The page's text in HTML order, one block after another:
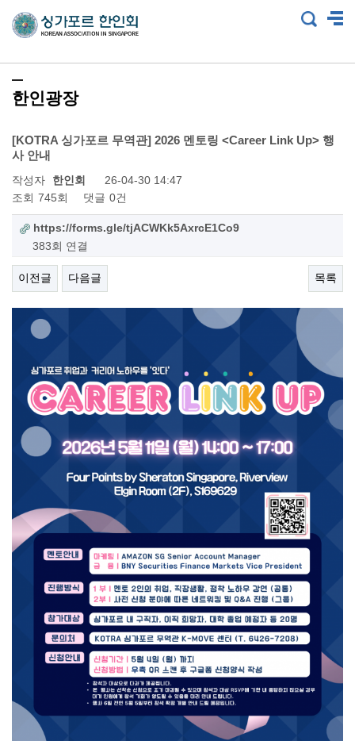
한인광장
[KOTRA 싱가포르 무역관] 2026 멘토링 <Career Link Up> 행
사 안내
작성자
한인회
26-04-30 14:47
조회 745회 댓글 0건
https://forms.gle/tjACWKk5AxrcE1Co9
383회 연결
이전글 다음글 목록